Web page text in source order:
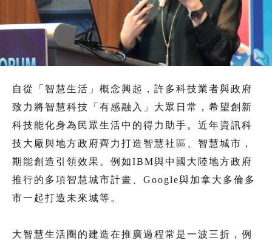
自從「智慧生活」概念興起，許多科技業者與政府
致力將智慧科技「有感融入」大眾日常，希望創新
科技能化身為民眾生活中的得力助手。近年資訊科
技大廠與地方政府齊力打造智慧社區、智慧城市，
期能創造引領效果。例如IBM與中國大陸地方政府
推行的多項智慧城市計畫、Google與加拿大多倫多
市一起打造未來城等。
大智慧生活圈的建造在推廣過程常是一波三折，例